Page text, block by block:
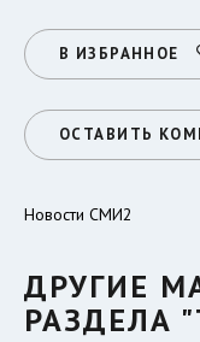
В ИЗБРАННОЕ
ОСТАВИТЬ
Новости СМИ2
ДРУГИЕ
РАЗДЕЛА